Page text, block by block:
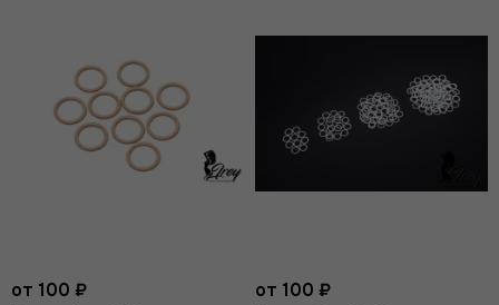
совместной работы в конструкции.
Для профессионалов:
Подходит для ручного и
конвейерного производства.
от 100 ₽ от 100 ₽